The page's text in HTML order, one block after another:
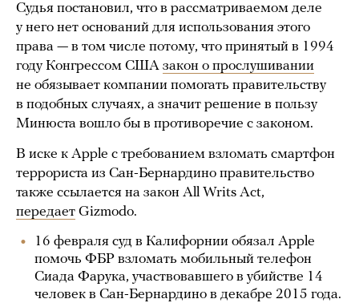
Cудья постановил, что в рассматриваемом деле
у него нет оснований для использования этого
права — в том числе потому, что принятый в 1994
году Конгрессом США закон о прослушивании
не обязывает компании помогать правительству
в подобных случаях, а значит решение в пользу
Минюста вошло бы в противоречие с законом.
В иске к Apple с требованием взломать смартфон
террориста из Сан-Бернардино правительство
также ссылается на закон All Writs Act,
передает Gizmodo.
16 февраля суд в Калифорнии обязал Apple
помочь ФБР взломать мобильный телефон
Сиада Фарука, участвовавшего в убийстве 14
человек в Сан-Бернардино в декабре 2015 года.